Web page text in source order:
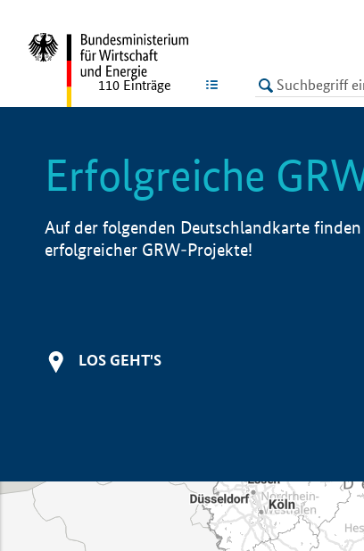
LISTE
110 Einträge
Erfolgreiche
Auf der folgenden Deutschlandkarte
erfolgreicher GRW-Projekte!
LOS GEHT'S